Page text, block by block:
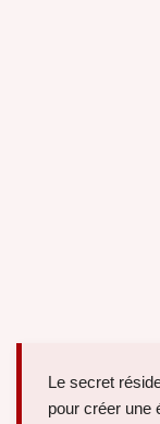
Le secret
pour créer une